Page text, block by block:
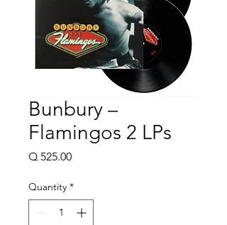
Bunbury –
Flamingos 2 LPs
Q 525.00Price
Quantity *